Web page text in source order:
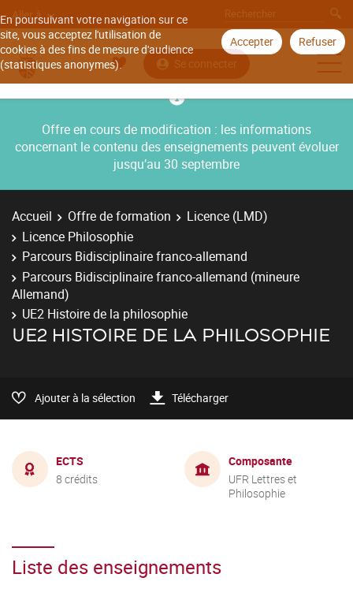
En poursuivant votre navigation sur ce
site, vous acceptez l'utilisation de
cookies à des fins de mesure d'audience
(statistiques anonymes).
Accepter Refuser
Aller à
Se connecter
Offre en cours de modification : les informations
concernant le contenu des enseignements peuvent évoluer
jusqu’au 30 septembre
Accueil Offre de formation
Licence (LMD)
Licence Philosophie
Parcours Bidisciplinaire franco-allemand
Parcours Bidisciplinaire franco-allemand (mineure
Allemand)
UE2 Histoire de la philosophie
UE2 HISTOIRE DE LA PHILOSOPHIE
Ajouter à la sélection Télécharger
ECTS
8 crédits
Composante
UFR Lettres et
Philosophie
Liste des enseignements